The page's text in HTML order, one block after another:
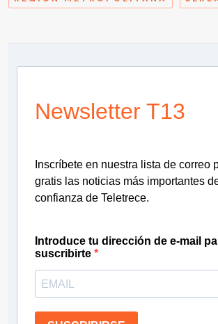
Newsletter T13
Inscríbete en nuestra lista de correo
gratis las noticias más importantes
confianza de Teletrece.
Introduce tu dirección de e-mail
suscribirte